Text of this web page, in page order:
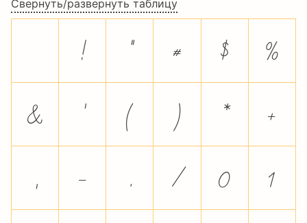
Свернуть/развернуть таблицу
! " # $
%
&
( ) *
+
,
- . / 0
1